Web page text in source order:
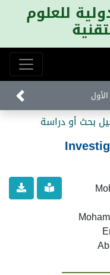
للعلوم
بحث أو دراسة